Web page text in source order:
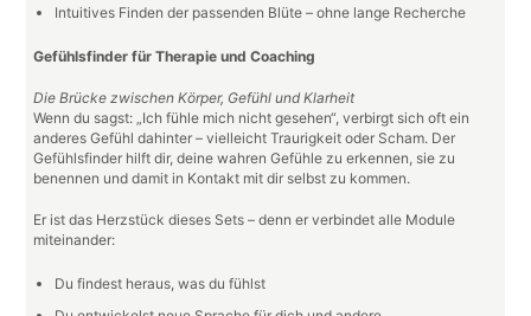
Intuitives Finden der passenden Blüte – ohne lange Recherche
Gefühlsfinder für Therapie und Coaching
Die Brücke zwischen Körper, Gefühl und Klarheit
Wenn du sagst: „Ich fühle mich nicht gesehen“, verbirgt sich oft ein
anderes Gefühl dahinter – vielleicht Traurigkeit oder Scham. Der
Gefühlsfinder hilft dir, deine wahren Gefühle zu erkennen, sie zu
benennen und damit in Kontakt mit dir selbst zu kommen.
Er ist das Herzstück dieses Sets – denn er verbindet alle Module
miteinander:
Du findest heraus, was du fühlst